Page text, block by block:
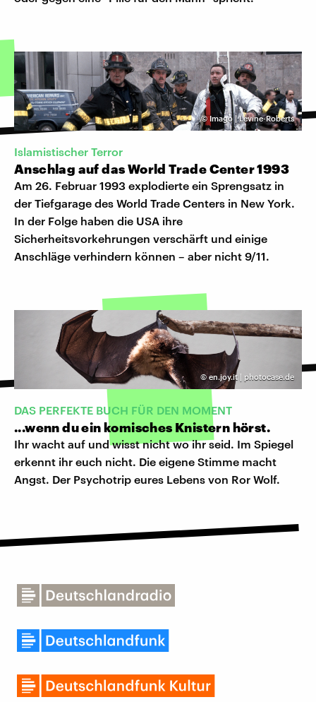
©Imago | Levine-Roberts
Islamistischer Terror
Anschlag auf das World Trade Center 1993
Am 26. Februar 1993 explodierte ein Sprengsatz in
der Tiefgarage des World Trade Centers in New York.
In der Folge haben die USA ihre
Sicherheitsvorkehrungen verschärft und einige
Anschläge verhindern können – aber nicht 9/11.
© en.joy.it | photocase.de
DAS PERFEKTE BUCH FÜR DEN MOMENT
...wenn du ein komisches Knistern hörst.
Ihr wacht auf und wisst nicht wo ihr seid. Im Spiegel
erkennt ihr euch nicht. Die eigene Stimme macht
Angst. Der Psychotrip eures Lebens von Ror Wolf.